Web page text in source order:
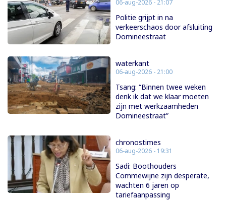
06-aug-2026 - 21:07
Politie grijpt in na
verkeerschaos door afsluiting
Domineestraat
waterkant
06-aug-2026 - 21:00
Tsang: “Binnen twee weken
denk ik dat we klaar moeten
zijn met werkzaamheden
Domineestraat”
chronostimes
06-aug-2026 - 19:31
Sadi: Boothouders
Commewijne zijn desperate,
wachten 6 jaren op
tariefaanpassing